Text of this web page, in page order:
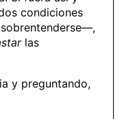
condiciones
las
y preguntando,